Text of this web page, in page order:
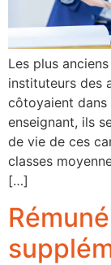
Les plus
instituteurs des
côtoyaient dans
enseignant, ils
de vie de ces
classes
[…]